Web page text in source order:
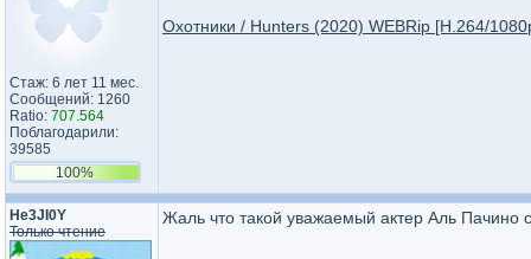
Стаж: 6 лет 11 мес.
Сообщений: 1260
Ratio: 707.564
Поблагодарили:
39585
100%
Охотники / Hunters (2020) WEBRip [H.264/
He3JI0Y
Только чтение
Жаль что такой уважаемый актер Аль Пачино